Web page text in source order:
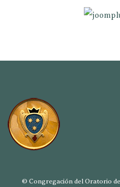
© Congregación del Oratorio